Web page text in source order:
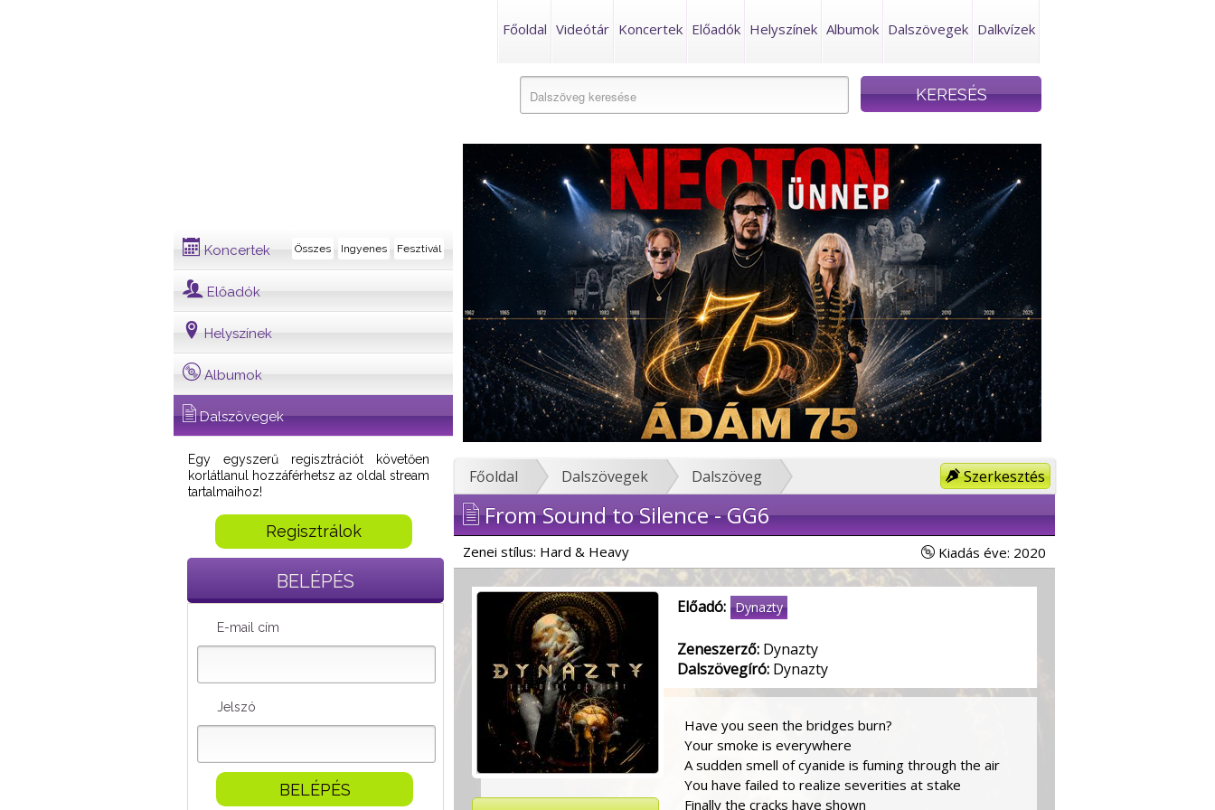
Főoldal Videótár Koncertek Előadók Helyszínek Albumok Dalszövegek Dalkvízek
Koncertek Fesztivál
Ingyenes
Összes
Előadók
Helyszínek
Albumok
Dalszövegek
Egy egyszerű regisztrációt követően
korlátlanul hozzáférhetsz az oldal stream
tartalmaihoz!
Regisztrálok
BELÉPÉS
E-mail cím
Jelszó
Szerkesztés
Főoldal Dalszövegek Dalszöveg
From Sound to Silence - GG6
Zenei stílus: Hard & Heavy Kiadás éve: 2020
Előadó: Dynazty
Zeneszerző: Dynazty
Dalszövegíró: Dynazty
Have you seen the bridges burn?
Your smoke is everywhere
A sudden smell of cyanide is fuming through the air
You have failed to realize severities at stake
Finally the cracks have shown